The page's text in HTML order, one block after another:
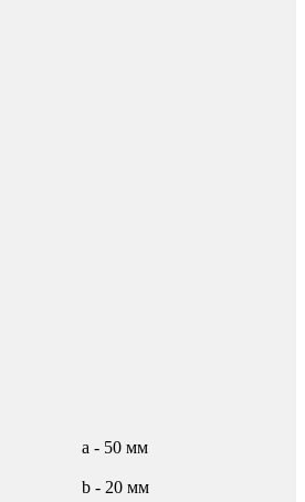
а - 50 мм
b - 20 мм